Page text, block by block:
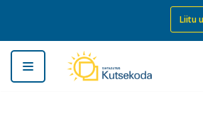
Skip
to
content
Liitu